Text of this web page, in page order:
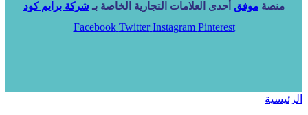
منصة موفق أحدى العلامات التجارية الخاصة بـ شركة برايم كود
Facebook Twitter Instagram Pinterest
الرئيسية